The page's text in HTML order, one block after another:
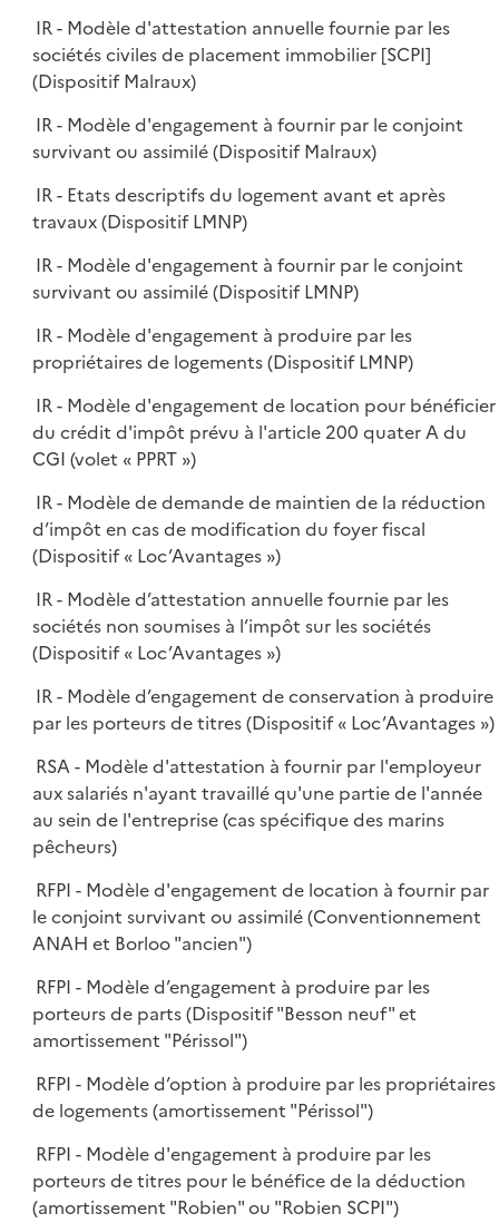
IR - Modèle d'attestation annuelle fournie par les
sociétés civiles de placement immobilier [SCPI]
(Dispositif Malraux)
IR - Modèle d'engagement à fournir par le conjoint
survivant ou assimilé (Dispositif Malraux)
IR - Etats descriptifs du logement avant et après
travaux (Dispositif LMNP)
IR - Modèle d'engagement à fournir par le conjoint
survivant ou assimilé (Dispositif LMNP)
IR - Modèle d'engagement à produire par les
propriétaires de logements (Dispositif LMNP)
IR - Modèle d'engagement de location pour bénéficier
du crédit d'impôt prévu à l'article 200 quater A du
CGI (volet « PPRT »)
IR - Modèle de demande de maintien de la réduction
d’impôt en cas de modification du foyer fiscal
(Dispositif « Loc’Avantages »)
IR - Modèle d’attestation annuelle fournie par les
sociétés non soumises à l’impôt sur les sociétés
(Dispositif « Loc’Avantages »)
IR - Modèle d’engagement de conservation à produire
par les porteurs de titres (Dispositif « Loc’Avantages »)
RSA - Modèle d'attestation à fournir par l'employeur
aux salariés n'ayant travaillé qu'une partie de l'année
au sein de l'entreprise (cas spécifique des marins
pêcheurs)
RFPI - Modèle d'engagement de location à fournir par
le conjoint survivant ou assimilé (Conventionnement
ANAH et Borloo "ancien")
RFPI - Modèle d’engagement à produire par les
porteurs de parts (Dispositif "Besson neuf" et
amortissement "Périssol")
RFPI - Modèle d’option à produire par les propriétaires
de logements (amortissement "Périssol")
RFPI - Modèle d'engagement à produire par les
porteurs de titres pour le bénéfice de la déduction
(amortissement "Robien" ou "Robien SCPI")